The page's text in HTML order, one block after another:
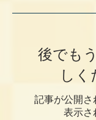
後でも
しく
記事が公開さ
表示さ